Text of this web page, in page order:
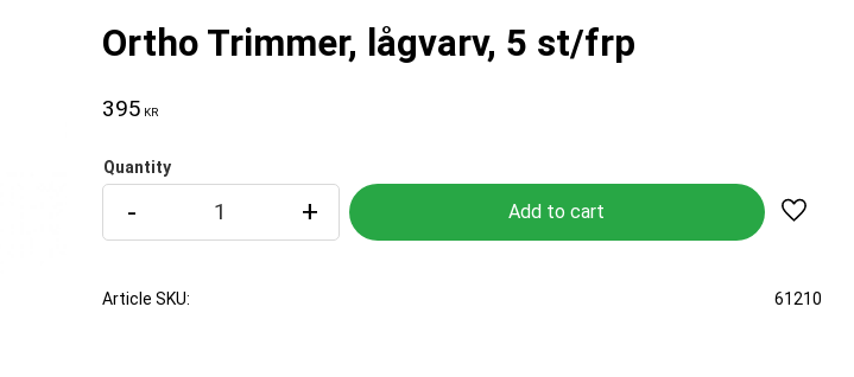
Ortho Trimmer, lågvarv, 5 st/frp
395 KR
Quantity
+
- Add to
Article SKU 61210